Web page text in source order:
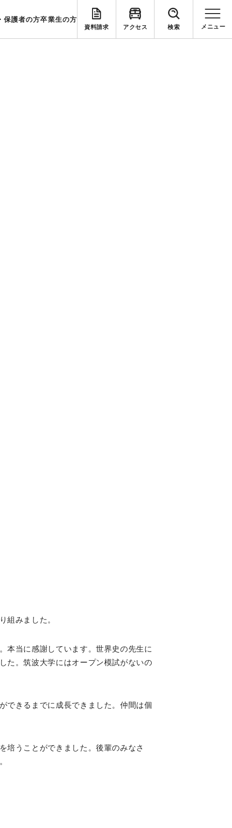
保護者の方卒業生の方
資料請求 アクセス 検索
組みました。
本当に感謝しています。世界史の先生に
た。筑波大学にはオープン模試がないの
できるまでに成長できました。仲間は個
培うことができました。後輩のみなさ